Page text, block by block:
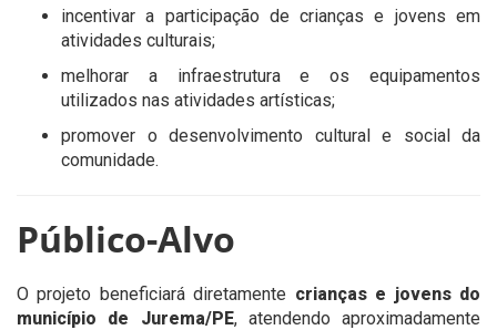
incentivar a participação de crianças e jovens em
atividades culturais;
melhorar a infraestrutura e os equipamentos
utilizados nas atividades artísticas;
promover o desenvolvimento cultural e social da
comunidade.
Público-Alvo
O projeto beneficiará diretamente crianças e jovens do
município de Jurema/PE, atendendo aproximadamente